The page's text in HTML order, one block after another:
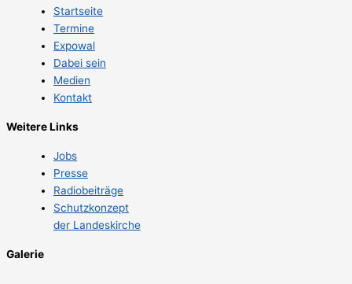
Startseite
Termine
Expowal
Dabei sein
Medien
Kontakt
Weitere Links
Jobs
Presse
Radiobeiträge
Schutzkonzept
der Landeskirche
Galerie